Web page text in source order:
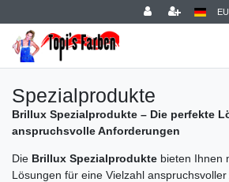
Spezialprodukte
Brillux Spezialprodukte – Die perfekte
anspruchsvolle Anforderungen
Die Brillux Spezialprodukte bieten Ihnen
Lösungen für eine Vielzahl